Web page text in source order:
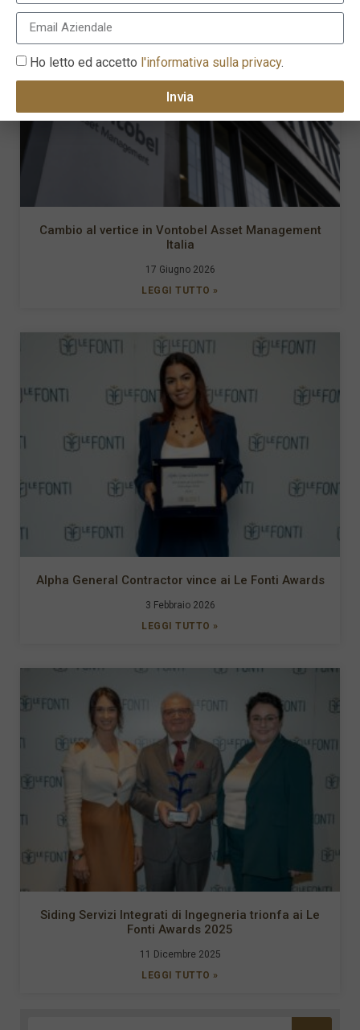
Cambio al vertice in Vontobel Asset Management
Italia
17 Giugno 2026
LEGGI TUTTO »
Alpha General Contractor vince ai Le Fonti Awards
3 Febbraio 2026
LEGGI TUTTO »
Siding Servizi Integrati di Ingegneria trionfa ai Le
Fonti Awards 2025
11 Dicembre 2025
LEGGI TUTTO »
Ho letto ed accetto l'informativa sulla privacy.
Invia